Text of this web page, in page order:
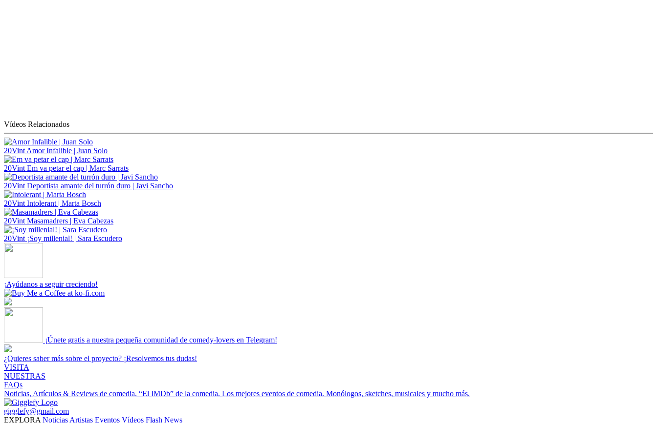
Vídeos Relacionados
20Vint Amor Infalible | Juan Solo
20Vint Em va petar el cap | Marc Sarrats
20Vint Deportista amante del turrón duro | Javi Sancho
20Vint Intolerant | Marta Bosch
20Vint Masamadrers | Eva Cabezas
20Vint ¡Soy millenial! | Sara Escudero
¡Ayúdanos a seguir creciendo!
¡Únete gratis a nuestra pequeña comunidad de comedy-lovers en Telegram!
¿Quieres saber más sobre el proyecto? ¡Resolvemos tus dudas!
VISITA
NUESTRAS
FAQs
Noticias, Artículos & Reviews de comedia. “El IMDb” de la comedia. Los mejores eventos de comedia. Monólogos, sketches, musicales y mucho más.
gigglefy@gmail.com
EXPLORA Noticias Artistas Eventos Vídeos Flash News